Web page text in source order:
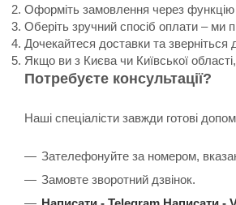
Оформіть замовлення через
Оберіть зручний спосіб оплати – ми
Дочекайтеся доставки та
Якщо ви з Києва чи Київської
Потребуєте консультації?
Наші спеціалісти завжди готові
Зателефонуйте за номером,
Замовте зворотний дзвінок.